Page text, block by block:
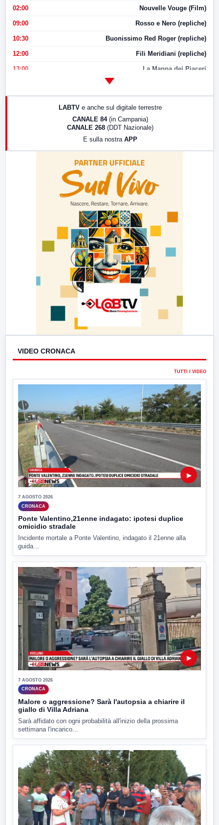
02:00 Nouvelle Vouge (Film)
09:00 Rosso e Nero (repliche)
10:30 Buonissimo Red Roger (repliche)
12:00 Fili Meridiani (repliche)
13:00 La Mappa dei Piaceri
LABTV e anche sul digitale terrestre
CANALE 84 (in Campania)
CANALE 268 (DDT Nazionale)
E sulla nostra APP
VIDEO CRONACA
TUTTI I VIDEO
▶
7 AGOSTO 2026
CRONACA
Ponte Valentino,21enne indagato: ipotesi duplice
omicidio stradale
Incidente mortale a Ponte Valentino, indagato il 21enne alla
guida...
▶
7 AGOSTO 2026
CRONACA
Malore o aggressione? Sarà l'autopsia a chiarire il
giallo di Villa Adriana
Sarà affidato con ogni probabilità all'inizio della prossima
settimana l'incarico...